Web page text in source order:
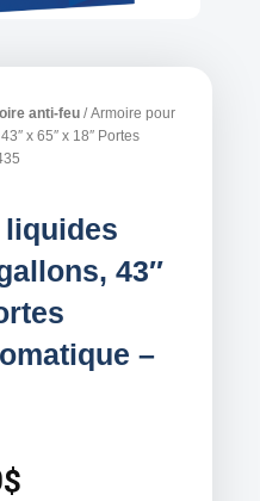
anti-feu / Armoire pour
x 65″ x 18″ Portes
43″
–
$